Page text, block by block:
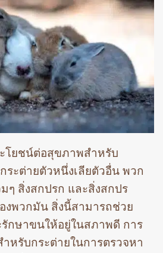
โยชน์ต่อสุขภาพสำหรับ
ระต่ายตัวหนึ่งเลียตัวอื่น พวก
ๆ สิ่งสกปรก และสิ่งสกปร
งพวกมัน สิ่งนี้สามารถช่วย
กษาขนให้อยู่ในสภาพดี การ
ำหรับกระต่ายในการตรวจหา